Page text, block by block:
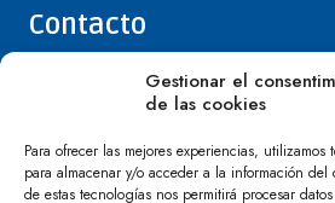
Gestionar el
de las cookies
Para ofrecer las mejores experiencias, utilizamos
para almacenar y/o acceder a la información del
de estas tecnologías nos permitirá procesar
Contacto
Teléfono de Asepavi: 623 394
asepavi20@gmail.com
Villafranca